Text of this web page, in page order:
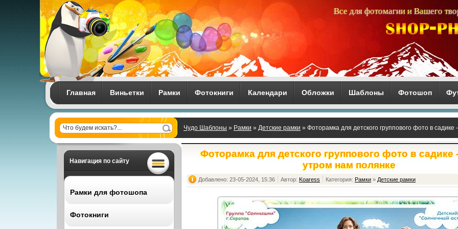
Все для фотомагии и Вашего
Главная Виньетки Рамки Фотокниги Календари Обложки Шаблоны Фотошоп
Чудо Шаблоны » Рамки » Детские рамки » Фоторамка для детского группового фото в
Навигация по сайту
Рамки для фотошопа
Фотокниги
Фоторамка для детского группового фото в садике
утром нам полянке
Добавлено: 23-05-2024, 15:36 Автор: Koaress Категория: Рамки » Детские рамки